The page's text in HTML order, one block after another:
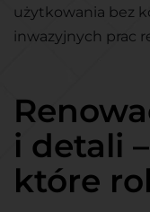
użytkowania bez
inwazyjnych prac
i detali
które